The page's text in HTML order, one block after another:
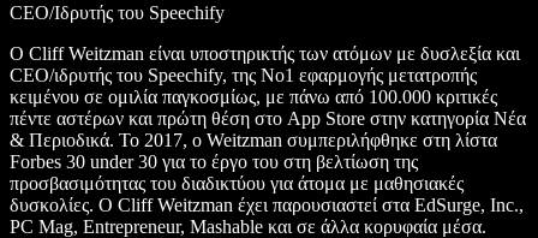
CEO/Ιδρυτής του Speechify
Ο Cliff Weitzman είναι υποστηρικτής των ατόμων με δυσλεξία και
CEO/ιδρυτής του Speechify, της Νο1 εφαρμογής μετατροπής
κειμένου σε ομιλία παγκοσμίως, με πάνω από 100.000 κριτικές
πέντε αστέρων και πρώτη θέση στο App Store στην κατηγορία Νέα
& Περιοδικά. Το 2017, ο Weitzman συμπεριλήφθηκε στη λίστα
Forbes 30 under 30 για το έργο του στη βελτίωση της
προσβασιμότητας του διαδικτύου για άτομα με μαθησιακές
δυσκολίες. Ο Cliff Weitzman έχει παρουσιαστεί στα EdSurge, Inc.,
PC Mag, Entrepreneur, Mashable και σε άλλα κορυφαία μέσα.